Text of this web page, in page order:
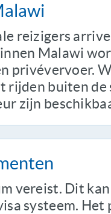
reizigers
Malawi
privévervoer.
rijden buiten
zijn
vereist. Dit
systeem.